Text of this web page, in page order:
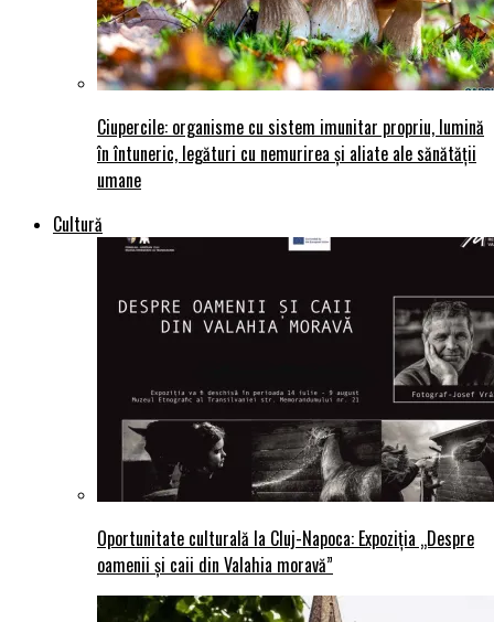
Ciupercile: organisme cu sistem imunitar propriu, lumină
în întuneric, legături cu nemurirea și aliate ale sănătății
umane
Cultură
Oportunitate culturală la Cluj-Napoca: Expoziția „Despre
oamenii și caii din Valahia moravă”